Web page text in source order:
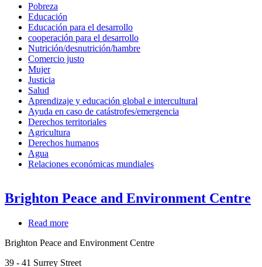
Pobreza
Educación
Educación para el desarrollo
cooperación para el desarrollo
Nutrición/desnutrición/hambre
Comercio justo
Mujer
Justicia
Salud
Aprendizaje y educación global e intercultural
Ayuda en caso de catástrofes/emergencia
Derechos territoriales
Agricultura
Derechos humanos
Agua
Relaciones económicas mundiales
Brighton Peace and Environment Centre
Read more
Peace
Environment
Brighton Peace and Environment Centre
39 - 41 Surrey Street